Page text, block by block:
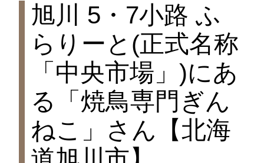
旭川 5・7小路 ふ
らりーと(正式名称
「中央市場」)にあ
る「焼鳥専門ぎん
ねこ」さん【北海